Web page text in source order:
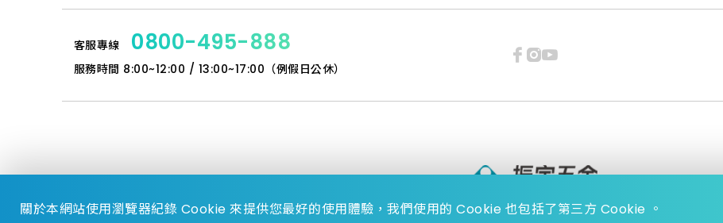
帆布
推車
其它鎖類
鋁門附件
客服專線 0800-495-888
服務時間 8:00~12:00 / 13:00~17:00（例假日公休）
關於本網站使用瀏覽器紀錄 Cookie 來提供您最好的使用體驗，我們使用的 Cookie 也包括了第三方 Cookie 。